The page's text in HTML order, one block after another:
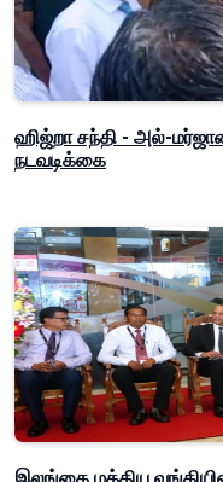
ஹிஜ்றா சந்தி - அல்-
நடவடிக்கை